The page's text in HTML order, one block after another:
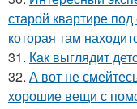
старой квартире
которая там
31. Как выглядит
32. А вот не
хорошие вещи с